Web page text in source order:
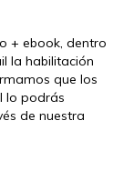
+ ebook, dentro
la habilitación
que los
lo podrás
de nuestra